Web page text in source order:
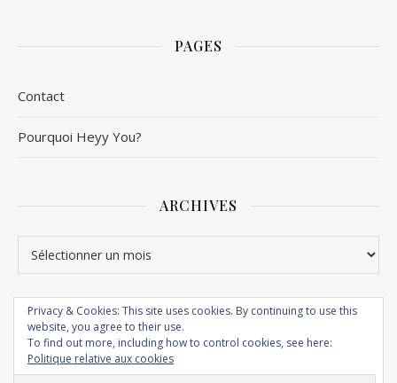
PAGES
Contact
Pourquoi Heyy You?
ARCHIVES
Archives
Thème Ashe Pro par WP Royal - Heyy You! fait maison avec le ♥︎ ©
Accueil À propos Contact
Privacy & Cookies: This site uses cookies. By continuing to use this
website, you agree to their use.
To find out more, including how to control cookies, see here:
Politique relative aux cookies